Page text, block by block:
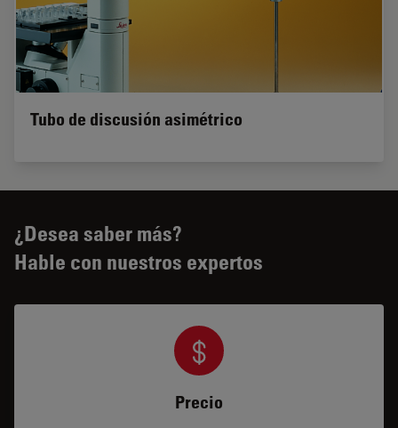
Tubo de discusión asimétrico
¿Desea saber más?
Hable con nuestros expertos
Precio